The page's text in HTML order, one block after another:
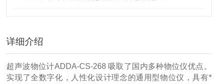
详细介绍
超声波物位计ADDA-CS-268 吸取了国内多种物位仪优点。
实现了全数字化，人性化设计理念的通用型物位仪，具有*